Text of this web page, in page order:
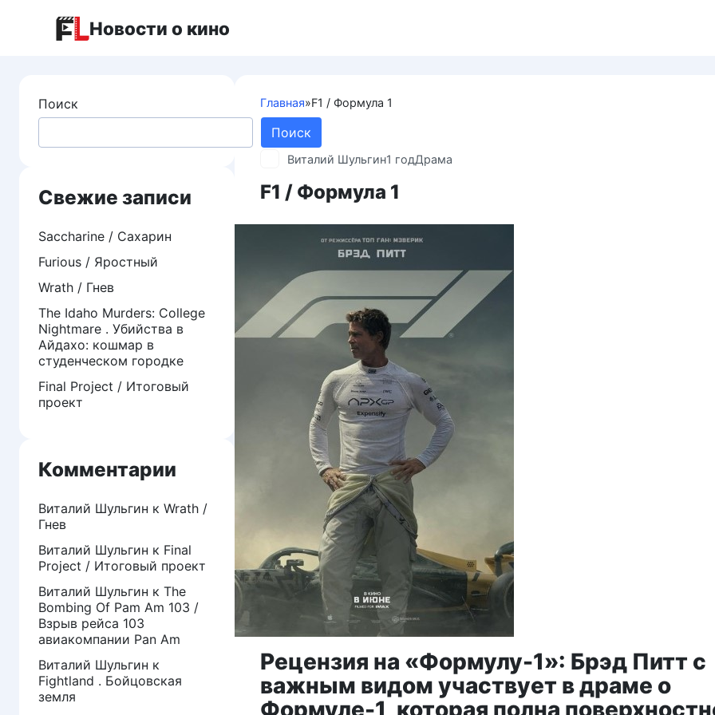
Новости о кино
Главная»F1 / Формула 1
Виталий Шульгин1 годДрама
F1 / Формула 1
Рецензия на «Формулу-1»: Брэд Питт с
важным видом участвует в драме о
Формуле-1, которая полна
Поиск
Поиск
Свежие записи
Saccharine / Сахарин
Furious / Яростный
Wrath / Гнев
The Idaho Murders: College
Nightmare . Убийства в
Айдахо: кошмар в
студенческом городке
Final Project / Итоговый
проект
Комментарии
Виталий Шульгин к Wrath /
Гнев
Виталий Шульгин к Final
Project / Итоговый проект
Виталий Шульгин к The
Bombing Of Pam Am 103 /
Взрыв рейса 103
авиакомпании Pan Am
Виталий Шульгин к
Fightland . Бойцовская
земля